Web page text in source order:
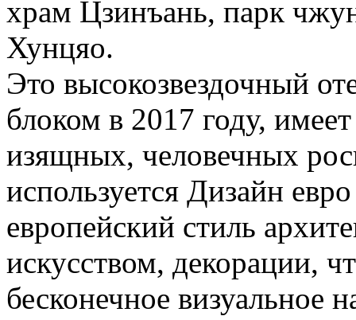
храм Цзинъань, парк
Хунцяо.
Это высокозвездочный
блоком в 2017 году,
изящных, человечных
используется Дизайн
европейский стиль
искусством, декорации,
бесконечное визуальное